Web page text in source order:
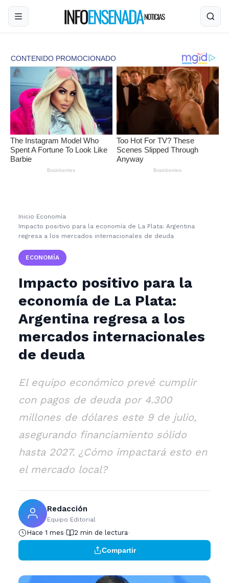
Inicio ›Economía›
Impacto positivo para la economía de La Plata: Argentina
regresa a los mercados internacionales de deuda
ECONOMÍA
Impacto positivo para la
economía de La Plata:
Argentina regresa a los
mercados internacionales
de deuda
El equipo económico prevé cumplir
con pagos de deuda por 4.300
millones de dólares este 9 de julio,
asegurando financiamiento sólido
hasta 2027. ¿Cómo impactará esto en
el mercado local?
Redacción
Equipo Editorial
Hace 1 mes 2 min de lectura
Compartir